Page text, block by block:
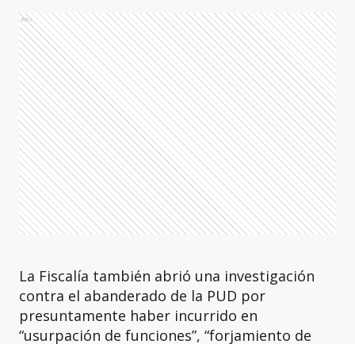
Ads
La Fiscalía también abrió una investigación
contra el abanderado de la PUD por
presuntamente haber incurrido en
“usurpación de funciones”, “forjamiento de